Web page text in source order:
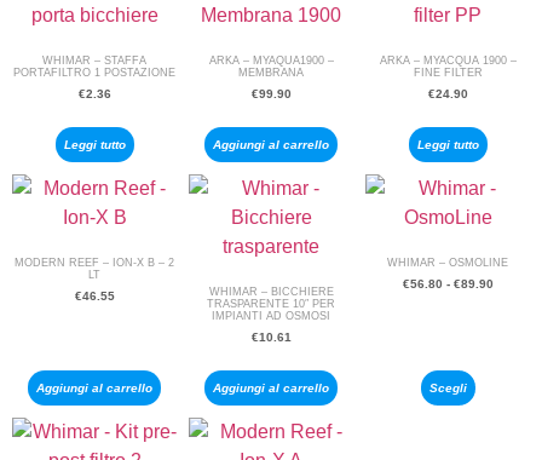
WHIMAR – STAFFA
PORTAFILTRO 1 POSTAZIONE
€2.36
Leggi tutto
ARKA – MYAQUA1900 –
MEMBRANA
€99.90
Aggiungi al carrello
ARKA – MYACQUA 1900 –
FINE FILTER
€24.90
Leggi tutto
MODERN REEF – ION-X B – 2
LT
€46.55
Aggiungi al carrello
WHIMAR – BICCHIERE
TRASPARENTE 10″ PER
IMPIANTI AD OSMOSI
€10.61
Aggiungi al carrello
WHIMAR – OSMOLINE
€56.80 - €89.90
Scegli